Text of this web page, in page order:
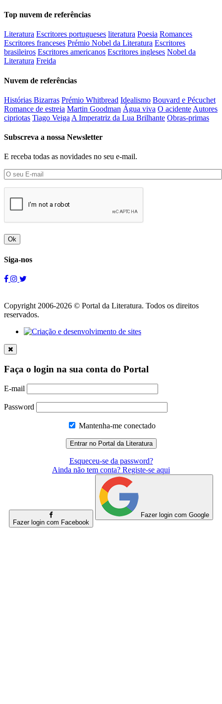
Top nuvem de referências
Literatura Escritores portugueses literatura Poesia Romances
Escritores franceses Prémio Nobel da Literatura Escritores
brasileiros Escritores americanos Escritores ingleses Nobel da
Literatura Freida
Nuvem de referências
Histórias Bizarras Prémio Whitbread Idealismo Bouvard e Pécuchet
Romance de estreia Martin Goodman Água viva O acidente Autores
cipriotas Tiago Veiga A Imperatriz da Lua Brilhante Obras-primas
Subscreva a nossa Newsletter
E receba todas as novidades no seu e-mail.
Ok
Siga-nos
Copyright 2006-2026 © Portal da Literatura. Todos os direitos
reservados.
Faça o login na sua conta do Portal
E-mail
Password
Mantenha-me conectado
Esqueceu-se da password?
Ainda não tem conta? Registe-se aqui
Fazer login com Facebook
Fazer login com Google